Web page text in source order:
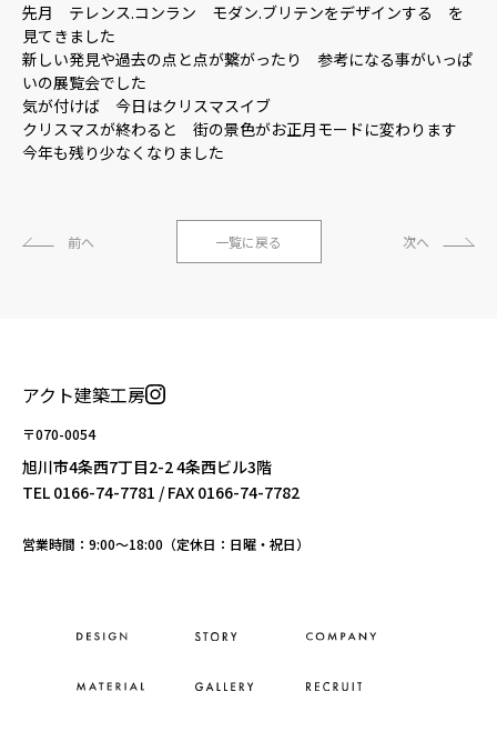
先月 テレンス.コンラン モダン.ブリテンをデザインする を
見てきました
新しい発見や過去の点と点が繋がったり 参考になる事がいっぱ
いの展覧会でした
気が付けば 今日はクリスマスイブ
クリスマスが終わると 街の景色がお正月モードに変わります
今年も残り少なくなりました
前へ 一覧に戻る 次へ
アクト建築工房
〒070-0054
旭川市4条西7丁目2-2 4条西ビル3階
TEL 0166-74-7781 / FAX 0166-74-7782
営業時間：9:00〜18:00（定休日：日曜・祝日）